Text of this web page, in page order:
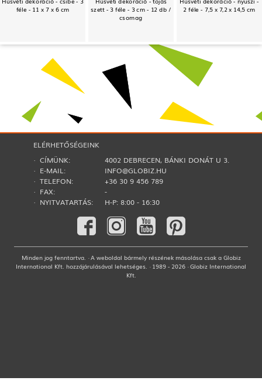
féle - 11 x 7 x 6 cm
szett - 3 féle - 3 cm - 12 db /
csomag
2 féle - 7,5 x 7,2 x 14,5 cm
ELÉRHETŐSÉGEINK
· CÍMÜNK:
4002 DEBRECEN, BÁNKI DONÁT U 3.
· E-MAIL:
INFO@GLOBIZ.HU
· TELEFON:
+36 30 9 456 789
· FAX:
-
· NYITVATARTÁS:
H-P: 8:00 - 16:30
Minden jog fenntartva. · A weboldal bármely részének másolása csak a Globiz
International Kft. hozzájárulásával lehetséges. · 1989 - 2026 · Globiz International
Kft.